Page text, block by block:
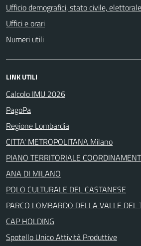
Ufficio demografici, stato civile,
Uffici e orari
Numeri utili
LINK UTILI
Calcolo IMU 2026
PagoPa
Regione Lombardia
CITTA' METROPOLITANA Milano
PIANO TERRITORIALE
ANA DI MILANO
POLO CULTURALE DEL CASTANESE
PARCO LOMBARDO DELLA VALLE DEL
CAP HOLDING
Spotello Unico Attività Produttive